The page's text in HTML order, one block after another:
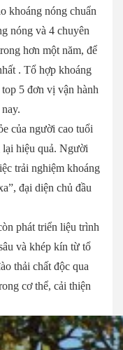
khoáng nóng chuẩn
nóng và 4 chuyên
hơn một năm, để
. Tổ hợp khoáng
5 đơn vị vận hành
của người cao tuổi
lại hiệu quả. Người
trải nghiệm khoáng
đại diện chủ đầu
phát triển liệu trình
và khép kín từ tổ
thải chất độc qua
cơ thể, cải thiện